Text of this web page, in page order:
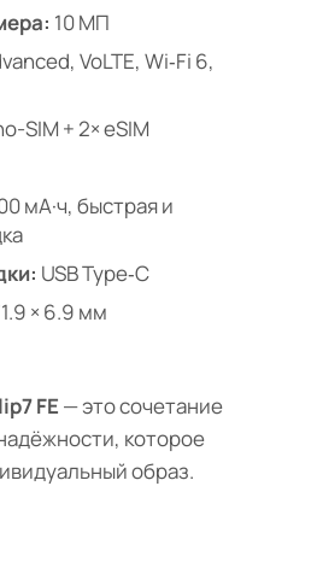
10 МП
VoLTE, Wi‑Fi 6,
SIM + 2× eSIM
мА·ч, быстрая и
USB Type‑C
× 6.9 мм
FE — это сочетание
которое
образ.